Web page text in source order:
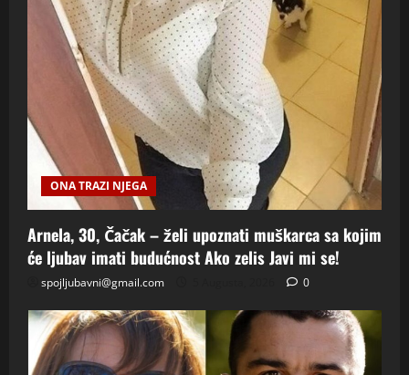
ONA TRAZI NJEGA
Arnela, 30, Čačak – želi upoznati muškarca sa kojim
će ljubav imati budućnost Ako zelis Javi mi se!
spojljubavni@gmail.com 0